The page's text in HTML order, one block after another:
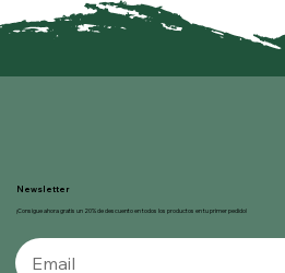
Newsletter
¡Consigue ahora gratis un 20% de descuento en todos los productos en tu primer pedido!